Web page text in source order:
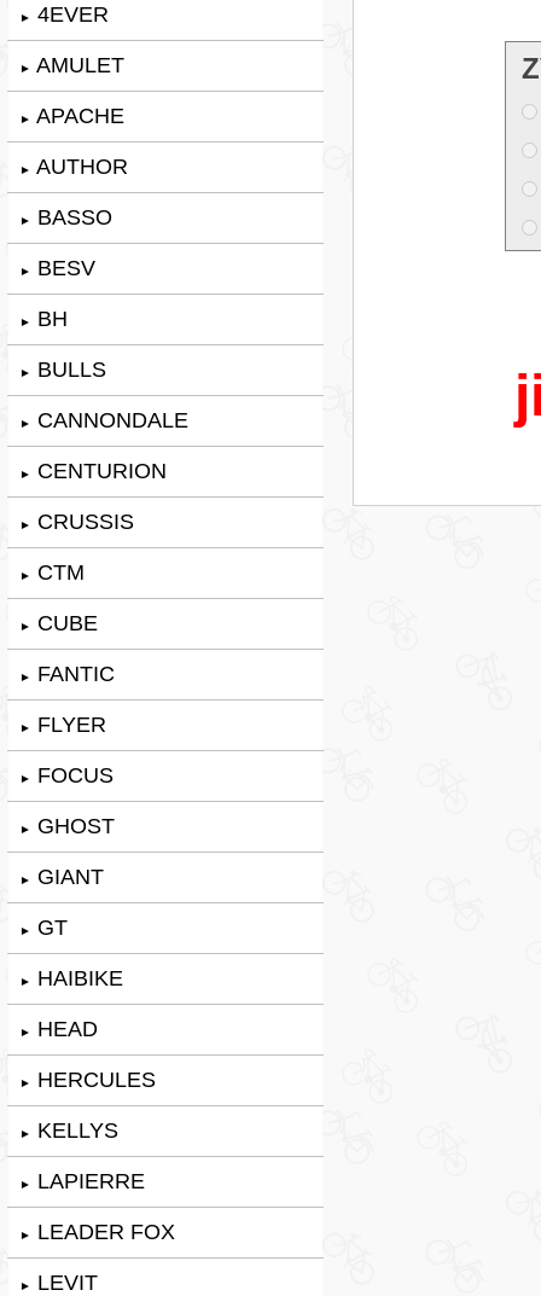
► 4EVER
► AMULET
► APACHE
► AUTHOR
► BASSO
► BESV
► BH
► BULLS
► CANNONDALE
► CENTURION
► CRUSSIS
► CTM
► CUBE
► FANTIC
► FLYER
► FOCUS
► GHOST
► GIANT
► GT
► HAIBIKE
► HEAD
► HERCULES
► KELLYS
► LAPIERRE
► LEADER FOX
► LEVIT